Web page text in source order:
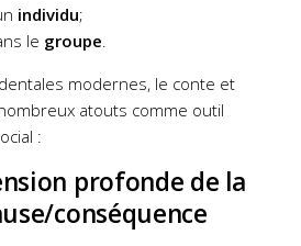
individu;
le groupe.
modernes, le conte et
atouts comme outil
:
profonde de la
conséquence